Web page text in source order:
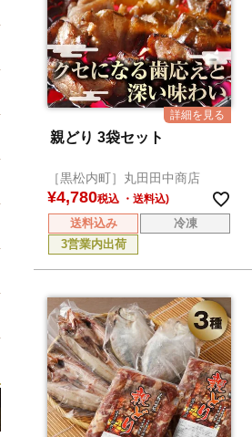
親どり 3袋セット
［黒松内町］丸田田中商店
¥4,780税込
送料込み
冷凍
3営業内出荷